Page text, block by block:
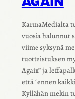
Karma­Me­dialta
vuosia halun­nut
viime syksynä
tuot­teis­tuk­sen
Again” ja
että “ennen
Kyllä­hän mekin